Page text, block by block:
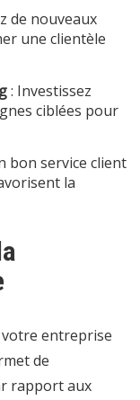
de nouveaux
une clientèle
: Investissez
ciblées pour
bon service client
la
entreprise
de
rapport aux